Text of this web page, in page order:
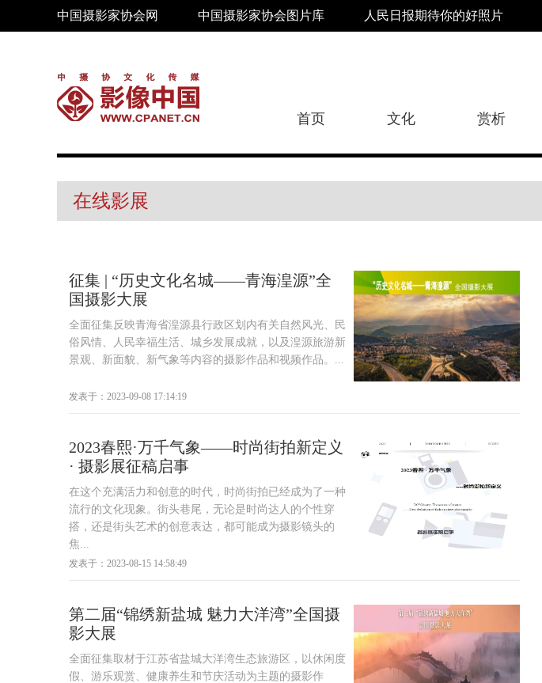
中国摄影家协会网 中国摄影家协会图片库 人民日报期待你的好照片
首页 文化 赏析
在线影展
征集 | “历史文化名城——青海湟源”全
国摄影大展
全面征集反映青海省湟源县行政区划内有关自然风光、民
俗风情、人民幸福生活、城乡发展成就，以及湟源旅游新
景观、新面貌、新气象等内容的摄影作品和视频作品。...
发表于：2023-09-08 17:14:19
2023春熙·万千气象——时尚街拍新定义
· 摄影展征稿启事
在这个充满活力和创意的时代，时尚街拍已经成为了一种
流行的文化现象。街头巷尾，无论是时尚达人的个性穿
搭，还是街头艺术的创意表达，都可能成为摄影镜头的
焦...
发表于：2023-08-15 14:58:49
第二届“锦绣新盐城 魅力大洋湾”全国摄
影大展
全面征集取材于江苏省盐城大洋湾生态旅游区，以休闲度
假、游乐观赏、健康养生和节庆活动为主题的摄影作